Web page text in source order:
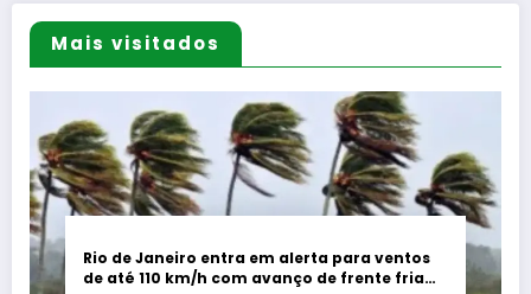
Mais visitados
Rio de Janeiro entra em alerta para ventos
de até 110 km/h com avanço de frente fria